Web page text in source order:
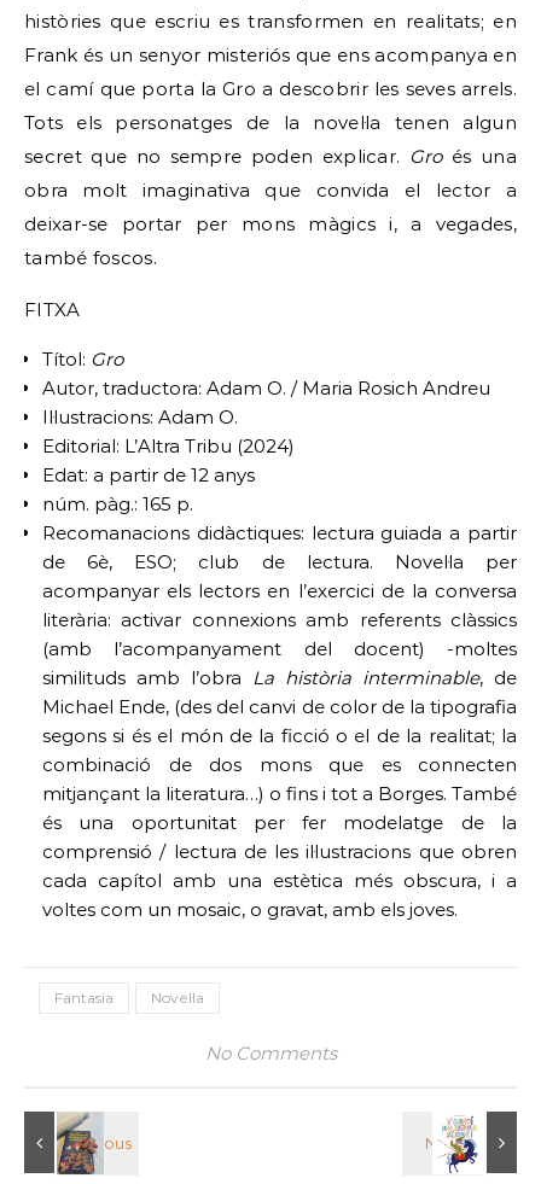
històries que escriu es transformen en realitats; en
Frank és un senyor misteriós que ens acompanya en
el camí que porta la Gro a descobrir les seves arrels.
Tots els personatges de la novel·la tenen algun
secret que no sempre poden explicar. Gro és una
obra molt imaginativa que convida el lector a
deixar-se portar per mons màgics i, a vegades,
també foscos.
FITXA
Títol: Gro
Autor, traductora: Adam O. / Maria Rosich Andreu
Il·lustracions: Adam O.
Editorial: L’Altra Tribu (2024)
Edat: a partir de 12 anys
núm. pàg.: 165 p.
Recomanacions didàctiques: lectura guiada a partir
de 6è, ESO; club de lectura. Novel·la per
acompanyar els lectors en l’exercici de la conversa
literària: activar connexions amb referents clàssics
(amb l’acompanyament del docent) -moltes
similituds amb l’obra La història interminable, de
Michael Ende, (des del canvi de color de la tipografia
segons si és el món de la ficció o el de la realitat; la
combinació de dos mons que es connecten
mitjançant la literatura…) o fins i tot a Borges. També
és una oportunitat per fer modelatge de la
comprensió / lectura de les il·lustracions que obren
cada capítol amb una estètica més obscura, i a
voltes com un mosaic, o gravat, amb els joves.
Fantasia Novel·la
No Comments